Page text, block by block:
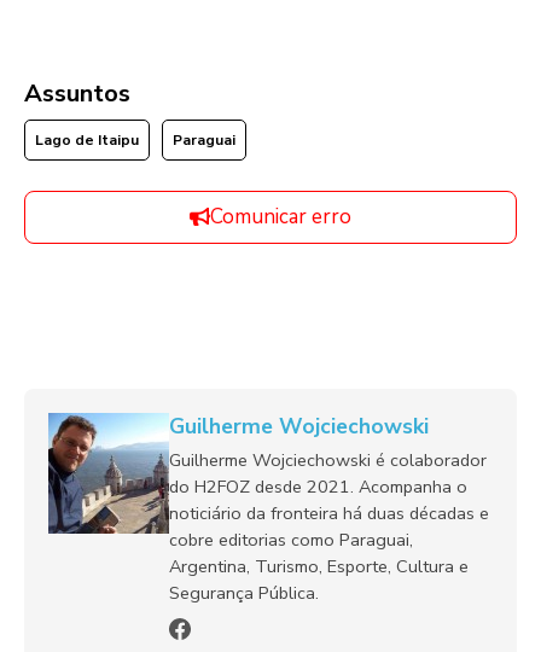
Assuntos
Lago de Itaipu Paraguai
Comunicar erro
Guilherme Wojciechowski
Guilherme Wojciechowski é colaborador
do H2FOZ desde 2021. Acompanha o
noticiário da fronteira há duas décadas e
cobre editorias como Paraguai,
Argentina, Turismo, Esporte, Cultura e
Segurança Pública.